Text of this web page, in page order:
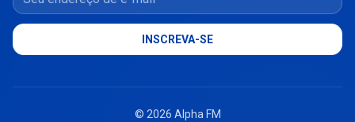
INSCREVA-SE
© 2026 Alpha FM